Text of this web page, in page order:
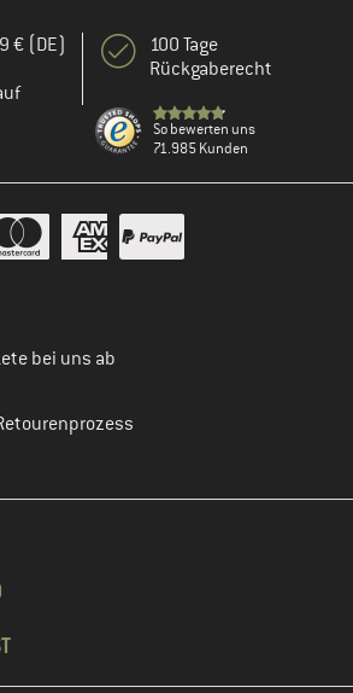
€ (DE)
100 Tage
Rückgaberecht
So bewerten uns
71.985 Kunden
bei uns ab